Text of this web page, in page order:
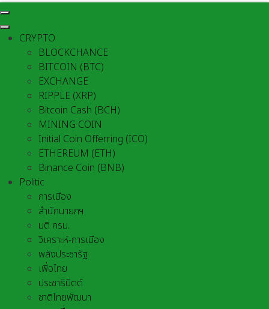
CRYPTO
BLOCKCHANCE
BITCOIN (BTC)
EXCHANGE
RIPPLE (XRP)
Bitcoin Cash (BCH)
MINING COIN
Initial Coin Offerring (ICO)
ETHEREUM (ETH)
Binance Coin (BNB)
Politic
การเมือง
สำนักนายกฯ
มติ ครม.
วิเคราะห์-การเมือง
พลังประชารัฐ
เพื่อไทย
ประชาธิปัตต์
ชาติไทยพัฒนา